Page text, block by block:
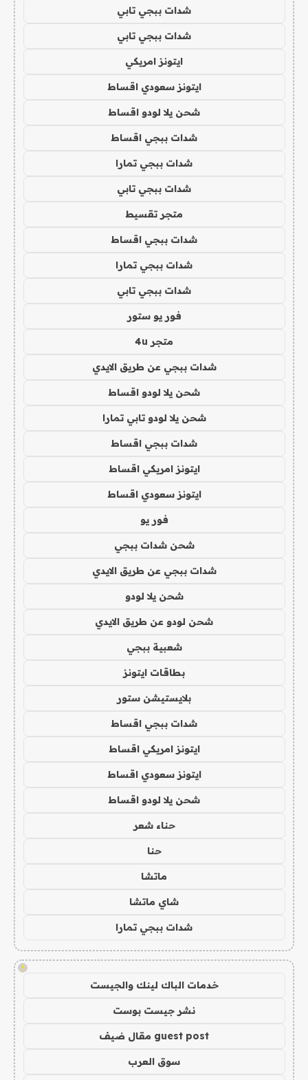
شدات ببجي تابي
شدات ببجي تابي
ايتونز امريكي
ايتونز سعودي اقساط
شحن يلا لودو اقساط
شدات ببجي اقساط
شدات ببجي تمارا
شدات ببجي تابي
متجر تقسيط
شدات ببجي اقساط
شدات ببجي تمارا
شدات ببجي تابي
فور يو ستور
متجر 4u
شدات ببجي عن طريق الايدي
شحن يلا لودو اقساط
شحن يلا لودو تابي تمارا
شدات ببجي اقساط
ايتونز امريكي اقساط
ايتونز سعودي اقساط
فور يو
شحن شدات ببجي
شدات ببجي عن طريق الايدي
شحن يلا لودو
شحن لودو عن طريق الايدي
شعبية ببجي
بطاقات ايتونز
بلايستيشن ستور
شدات ببجي اقساط
ايتونز امريكي اقساط
ايتونز سعودي اقساط
شحن يلا لودو اقساط
حناء شعر
حنا
ماتشا
شاي ماتشا
شدات ببجي تمارا
!
خدمات الباك لينك والجيست
نشر جيست بوست
guest post مقال ضيف
سوق العرب